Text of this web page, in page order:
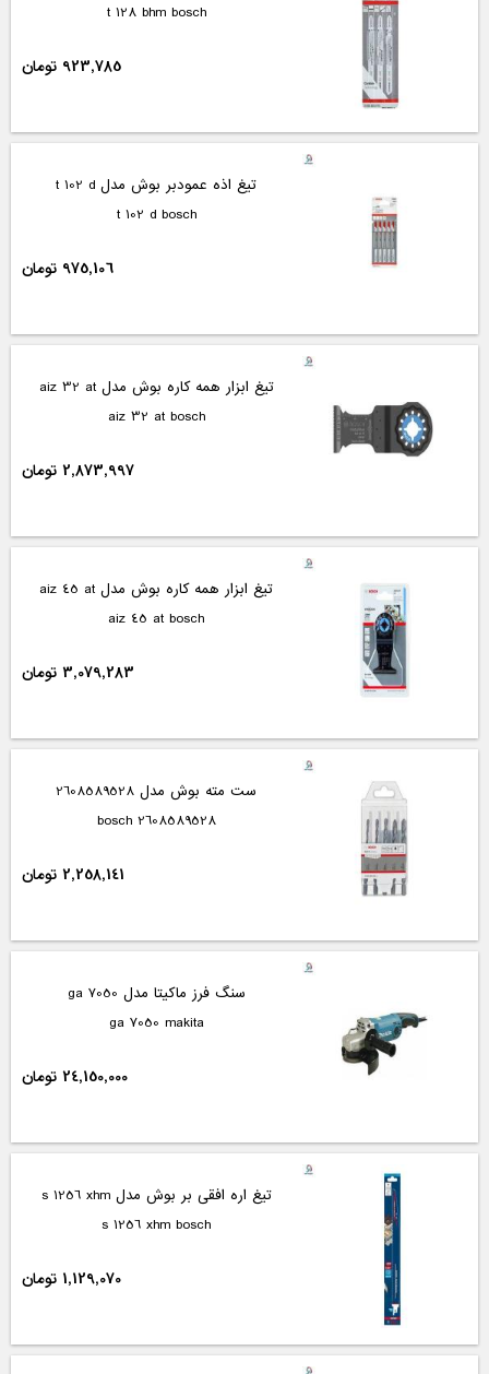
t 128 bhm bosch
923,785 تومان
تیغ اذه عمودبر بوش مدل t 102 d
t 102 d bosch
975,106 تومان
تیغ ابزار همه کاره بوش مدل aiz 32 at
aiz 32 at bosch
2,873,997 تومان
تیغ ابزار همه کاره بوش مدل aiz 45 at
aiz 45 at bosch
3,079,283 تومان
ست مته بوش مدل 2608589528
2608589528 bosch
2,258,141 تومان
سنگ فرز ماکیتا مدل ga 7050
ga 7050 makita
24,150,000 تومان
تیغ اره افقی بر بوش مدل s 1256 xhm
s 1256 xhm bosch
1,129,070 تومان